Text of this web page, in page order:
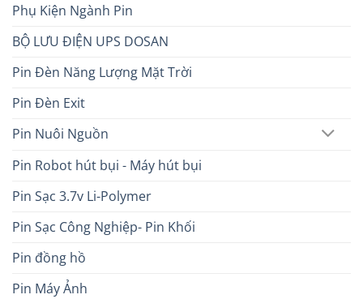
Phụ Kiện Ngành Pin
BỘ LƯU ĐIỆN UPS DOSAN
Pin Đèn Năng Lượng Mặt Trời
Pin Đèn Exit
Pin Nuôi Nguồn
Pin Robot hút bụi - Máy hút bụi
Pin Sạc 3.7v Li-Polymer
Pin Sạc Công Nghiệp- Pin Khối
Pin đồng hồ
Pin Máy Ảnh